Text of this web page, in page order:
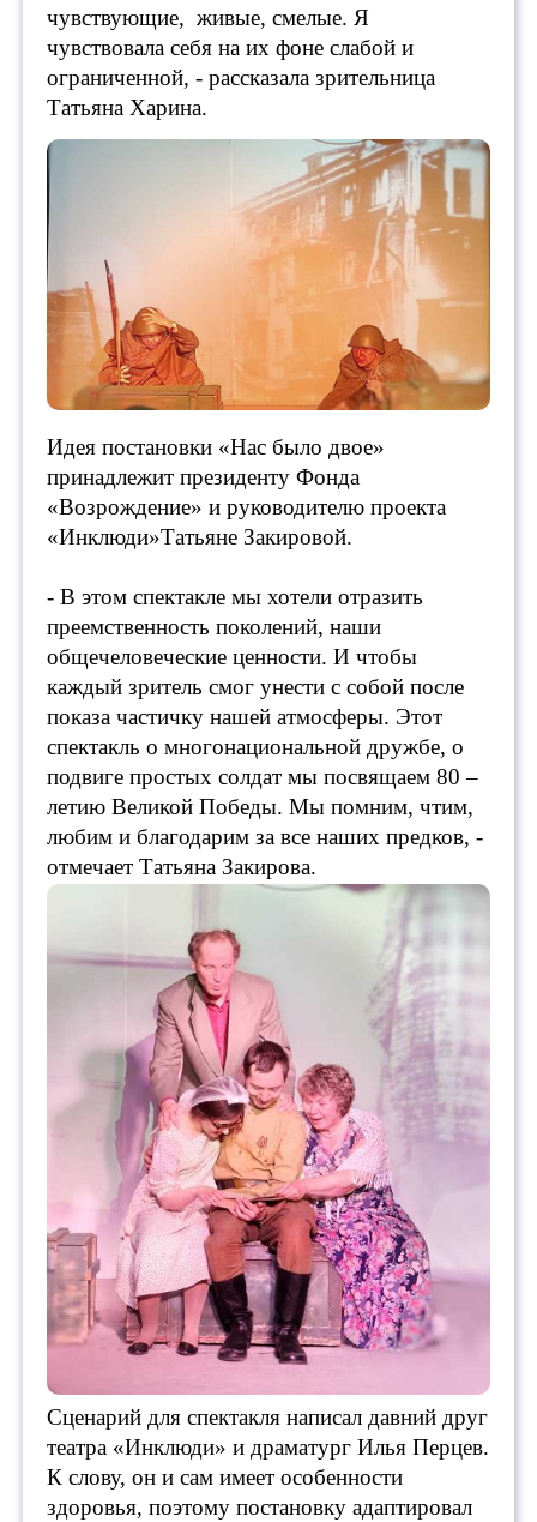
чувствующие, живые, смелые. Я
чувствовала себя на их фоне слабой и
ограниченной, - рассказала зрительница
Татьяна Харина.
Идея постановки «Нас было двое»
принадлежит президенту Фонда
«Возрождение» и руководителю проекта
«Инклюди»Татьяне Закировой.
- В этом спектакле мы хотели отразить
преемственность поколений, наши
общечеловеческие ценности. И чтобы
каждый зритель смог унести с собой после
показа частичку нашей атмосферы. Этот
спектакль о многонациональной дружбе, о
подвиге простых солдат мы посвящаем 80 –
летию Великой Победы. Мы помним, чтим,
любим и благодарим за все наших предков, -
отмечает Татьяна Закирова.
Сценарий для спектакля написал давний друг
театра «Инклюди» и драматург Илья Перцев.
К слову, он и сам имеет особенности
здоровья, поэтому постановку адаптировал